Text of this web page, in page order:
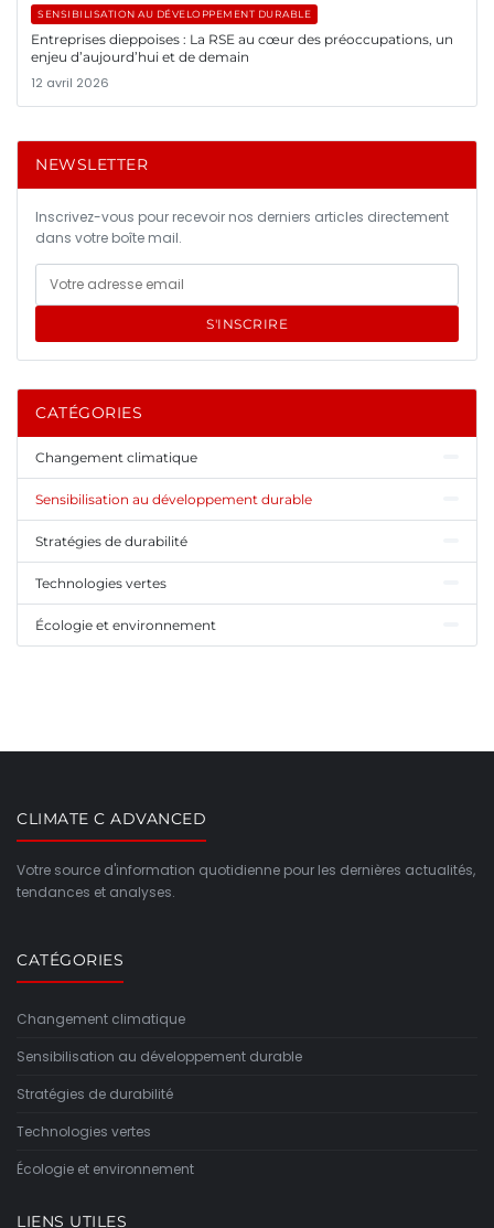
SENSIBILISATION AU DÉVELOPPEMENT DURABLE
Entreprises dieppoises : La RSE au cœur des préoccupations, un
enjeu d’aujourd’hui et de demain
12 avril 2026
NEWSLETTER
Inscrivez-vous pour recevoir nos derniers articles directement
dans votre boîte mail.
S'INSCRIRE
CATÉGORIES
Changement climatique
Sensibilisation au développement durable
Stratégies de durabilité
Technologies vertes
Écologie et environnement
CLIMATE C ADVANCED
Votre source d'information quotidienne pour les dernières actualités,
tendances et analyses.
CATÉGORIES
Changement climatique
Sensibilisation au développement durable
Stratégies de durabilité
Technologies vertes
Écologie et environnement
LIENS UTILES